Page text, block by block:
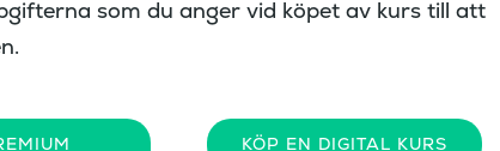
som du anger vid köpet av kurs till att
KÖP EN DIGITAL KURS